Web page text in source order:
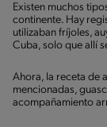
Existen muchos
continente. Hay
utilizaban fríjoles,
Cuba, solo que allí
Ahora, la receta de
mencionadas,
acompañamiento